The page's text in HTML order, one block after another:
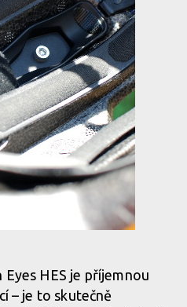
HES je příjemnou
– je to skutečně